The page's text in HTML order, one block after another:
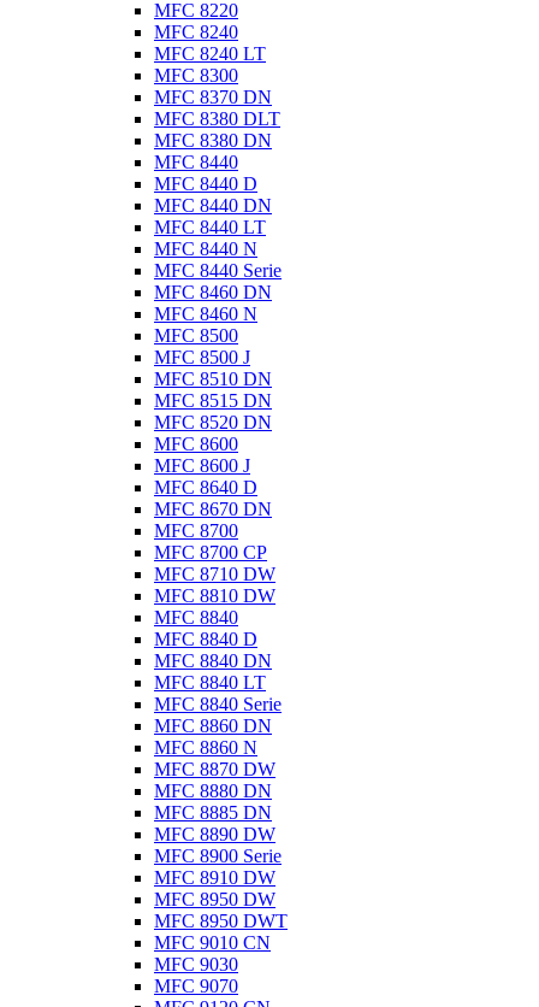
MFC 8220
MFC 8240
MFC 8240 LT
MFC 8300
MFC 8370 DN
MFC 8380 DLT
MFC 8380 DN
MFC 8440
MFC 8440 D
MFC 8440 DN
MFC 8440 LT
MFC 8440 N
MFC 8440 Serie
MFC 8460 DN
MFC 8460 N
MFC 8500
MFC 8500 J
MFC 8510 DN
MFC 8515 DN
MFC 8520 DN
MFC 8600
MFC 8600 J
MFC 8640 D
MFC 8670 DN
MFC 8700
MFC 8700 CP
MFC 8710 DW
MFC 8810 DW
MFC 8840
MFC 8840 D
MFC 8840 DN
MFC 8840 LT
MFC 8840 Serie
MFC 8860 DN
MFC 8860 N
MFC 8870 DW
MFC 8880 DN
MFC 8885 DN
MFC 8890 DW
MFC 8900 Serie
MFC 8910 DW
MFC 8950 DW
MFC 8950 DWT
MFC 9010 CN
MFC 9030
MFC 9070